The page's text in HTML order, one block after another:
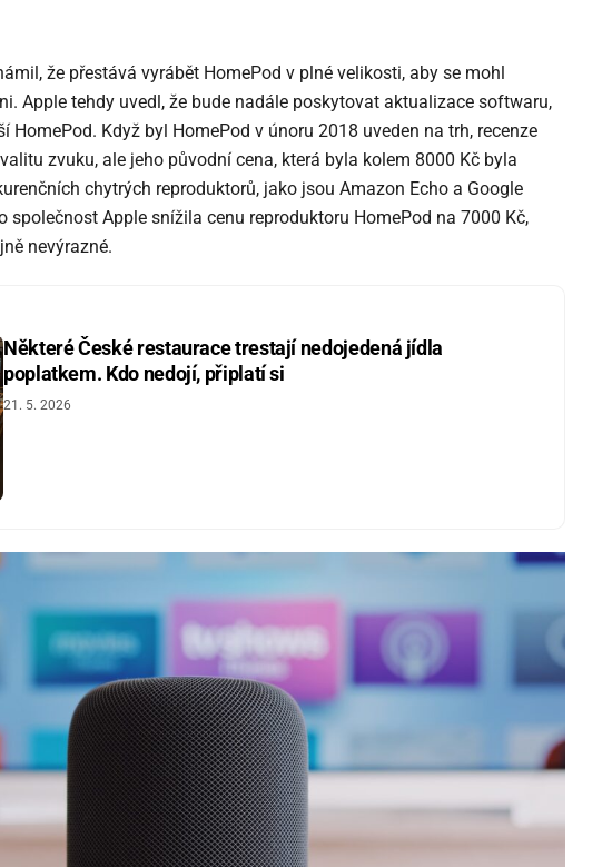
že přestává vyrábět HomePod v plné velikosti, aby se mohl
Apple tehdy uvedl, že bude nadále poskytovat aktualizace softwaru,
HomePod. Když byl HomePod v únoru 2018 uveden na trh, recenze
zvuku, ale jeho původní cena, která byla kolem 8000 Kč byla
chytrých reproduktorů, jako jsou Amazon Echo a Google
společnost Apple snížila cenu reproduktoru HomePod na 7000 Kč,
nevýrazné.
Některé České restaurace trestají nedojedená jídla
poplatkem. Kdo nedojí, připlatí si
21. 5. 2026